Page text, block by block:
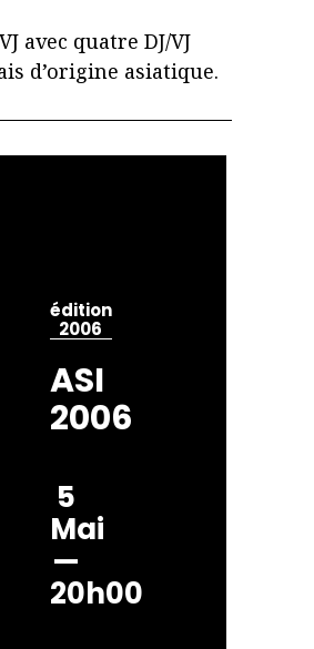
avec quatre DJ/VJ
d’origine asiatique.
édition
2006
ASI
2006
5
Mai
—
20h00